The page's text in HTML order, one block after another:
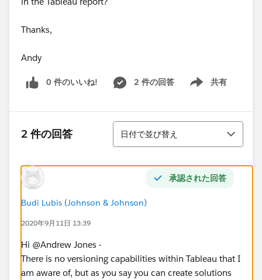
Thanks,
Andy
0 件のいいね! 2 件の回答 共有
Show menu
2 件の回答
並び替え
日付で並び替え
承認された回答
Budi Lubis (Johnson & Johnson)
2020年9月11日 13:39
Hi @Andrew Jones​ -
There is no versioning capabilities within Tableau that I
am aware of, but as you say you can create solutions